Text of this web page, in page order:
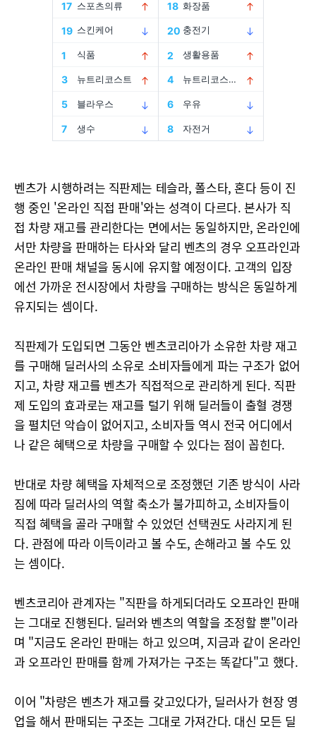
벤츠가 시행하려는 직판제는 테슬라, 폴스타, 혼다 등이 진
행 중인 '온라인 직접 판매'와는 성격이 다르다. 본사가 직
접 차량 재고를 관리한다는 면에서는 동일하지만, 온라인에
서만 차량을 판매하는 타사와 달리 벤츠의 경우 오프라인과
온라인 판매 채널을 동시에 유지할 예정이다. 고객의 입장
에선 가까운 전시장에서 차량을 구매하는 방식은 동일하게
유지되는 셈이다.
직판제가 도입되면 그동안 벤츠코리아가 소유한 차량 재고
를 구매해 딜러사의 소유로 소비자들에게 파는 구조가 없어
지고, 차량 재고를 벤츠가 직접적으로 관리하게 된다. 직판
제 도입의 효과로는 재고를 털기 위해 딜러들이 출혈 경쟁
을 펼치던 악습이 없어지고, 소비자들 역시 전국 어디에서
나 같은 혜택으로 차량을 구매할 수 있다는 점이 꼽힌다.
반대로 차량 혜택을 자체적으로 조정했던 기존 방식이 사라
짐에 따라 딜러사의 역할 축소가 불가피하고, 소비자들이
직접 혜택을 골라 구매할 수 있었던 선택권도 사라지게 된
다. 관점에 따라 이득이라고 볼 수도, 손해라고 볼 수도 있
는 셈이다.
벤츠코리아 관계자는 "직판을 하게되더라도 오프라인 판매
는 그대로 진행된다. 딜러와 벤츠의 역할을 조정할 뿐"이라
며 "지금도 온라인 판매는 하고 있으며, 지금과 같이 온라인
과 오프라인 판매를 함께 가져가는 구조는 똑같다"고 했다.
이어 "차량은 벤츠가 재고를 갖고있다가, 딜러사가 현장 영
업을 해서 판매되는 구조는 그대로 가져간다. 대신 모든 딜